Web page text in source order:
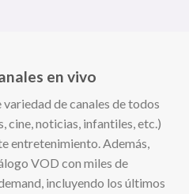
en vivo
variedad de canales de todos
cine, noticias, infantiles, etc.)
entretenimiento. Además,
VOD con miles de
incluyendo los últimos